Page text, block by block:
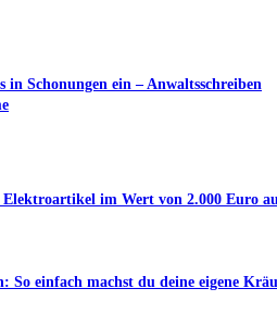
Schonungen ein – Anwaltsschreiben
im Wert von 2.000 Euro
So einfach machst du deine eigene